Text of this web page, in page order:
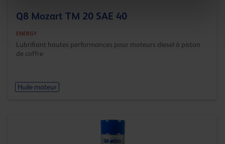
Q8 Mozart TM 20 SAE 40
ENERGY
Lubrifiant hautes performances pour moteurs diesel à piston
de coffre
Huile moteur